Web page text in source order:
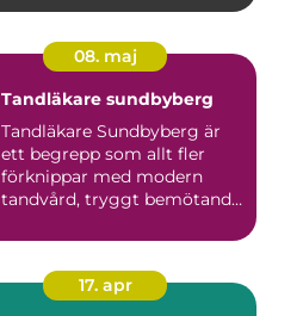
08. maj
Tandläkare sundbyberg
Tandläkare Sundbyberg är
ett begrepp som allt fler
förknippar med modern
tandvård, tryggt bemötande
17. apr